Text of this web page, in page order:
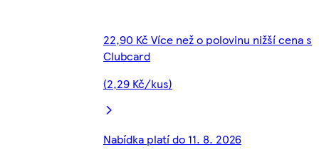
22,90 Kč Více než o polovinu nižší cena s
Clubcard
(2,29 Kč/kus)
Nabídka platí do 11. 8. 2026